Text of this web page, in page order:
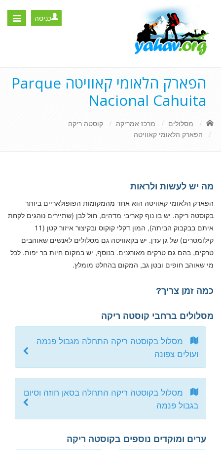
Toggle
כניסה
הפארק הלאומי קאוויטה Parque
Nacional Cahuita‎
מסלולים מרכז אמריקה
קוסטה ריקה
הפארק הלאומי קאוויטה
מה יש לעשות ולראות
הפארק הלאומי קאוויטה הוא אחד מהמקומות הפופולאריים ביותר
בקוסטה ריקה. יש בו נוף קאריבי מדהים, חול לבן (שתיירים נוהגים לקחת
איתם בבקבוק הביתה), המון דקלי קוקוס ובקיצור איזור קטן (11
קילומטרים) של גן עדן. יש בקאוויטה גם מסלולים לאנשים שאוהבים
טרקים, בהם גם טרקים מאורגנים. בנוסף, יש במקום חיות בר יפות. לכל
מי שאוהב חופים ובטן גב, המקום בהחלט מומלץ.
כמה זמן צריך?
מסלולים ברחבי קוסטה ריקה
מסלול בקוסטה ריקה התחלה מגבול פנמה
ועולים צפונה
מסלול בקוסטה ריקה התחלה בסאן חוזה וסיום
בגבול פנמה
ערים ומוקדים נוספים בקוסטה ריקה